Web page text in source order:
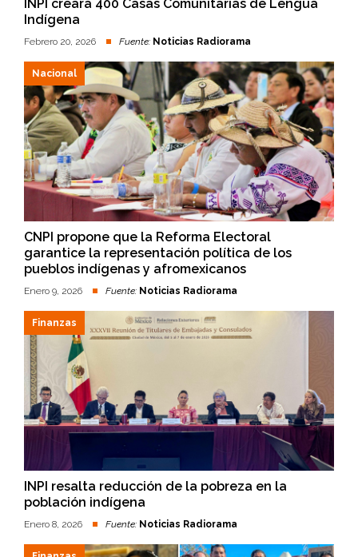
INPI creará 400 Casas Comunitarias de Lengua
Indígena
Febrero 20, 2026 Fuente: Noticias Radiorama
Nacional
CNPI propone que la Reforma Electoral
garantice la representación política de los
pueblos indígenas y afromexicanos
Enero 9, 2026 Fuente: Noticias Radiorama
Finanzas
INPI resalta reducción de la pobreza en la
población indígena
Enero 8, 2026 Fuente: Noticias Radiorama